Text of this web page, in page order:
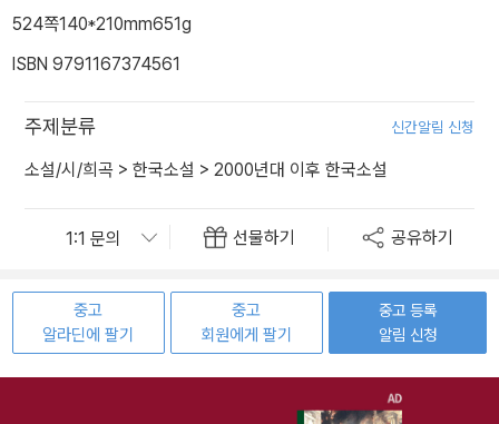
524쪽140*210mm651g
ISBN 9791167374561
주제분류 신간알림 신청
소설/시/희곡 > 한국소설 > 2000년대 이후 한국소설
선물하기 공유하기
중고
알라딘에 팔기
중고
회원에게 팔기
중고 등록
알림 신청